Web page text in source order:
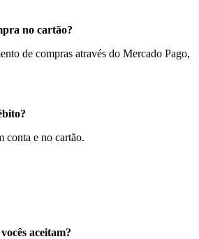
no cartão?
de compras através do Mercado Pago,
conta e no cartão.
aceitam?